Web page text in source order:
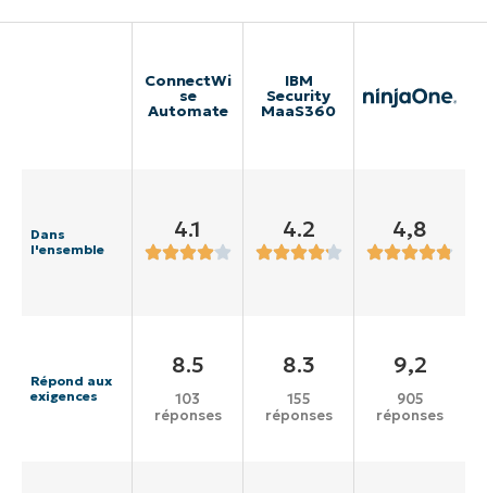
ConnectWi
se
Automate
IBM
Security
MaaS360
Dans
l'ensemble
4.1 4.2 4,8
Répond aux
exigences
8.5
103
réponses
8.3
155
réponses
9,2
905
réponses